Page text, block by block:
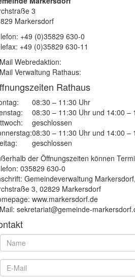
3
Markersdorf
+49 (0)35829 630-0
+49 (0)35829 630-11
Webredaktion:
Verwaltung Rathaus:
Rathaus
08:30 – 11:30 Uhr
08:30 – 11:30 Uhr und 14:00 –
geschlossen
08:30 – 11:30 Uhr und 14:00 –
geschlossen
der Öffnungszeiten können
035829 630-0
Gemeindeverwaltung Markersdorf,
3, 02829 Markersdorf
www.markersdorf.de
sekretariat@gemeinde-